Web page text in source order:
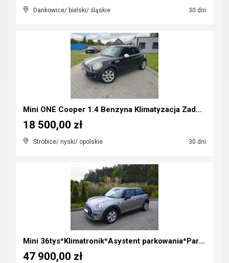
Dankowice/ bielski/ śląskie 30 dni
Mini ONE Cooper 1.4 Benzyna Klimatyzacja Zadbany R...
Strobice/ nyski/ opolskie 30 dni
18 500,00 zł
Mini 36tys*Klimatronik*Asystent parkowania*Parki p...
47 900,00 zł